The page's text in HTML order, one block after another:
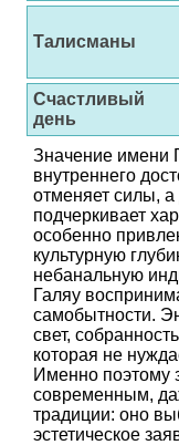
Талисманы
Счастливый
день
Значение имени
внутреннего
отменяет силы, а
подчеркивает
особенно
культурную
небанальную
Галяу
самобытности.
свет,
которая не
Именно поэтому
современным,
традиции: оно
эстетическое